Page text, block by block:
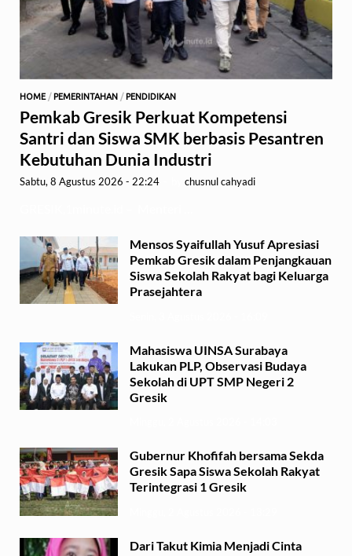
HOME /PEMERINTAHAN /PENDIDIKAN
Pemkab Gresik Perkuat Kompetensi
Santri dan Siswa SMK berbasis Pesantren
Kebutuhan Dunia Industri
Sabtu, 8 Agustus 2026 - 22:24 chusnul cahyadi
Mensos Syaifullah Yusuf Apresiasi
Pemkab Gresik dalam Penjangkauan
Siswa Sekolah Rakyat bagi Keluarga
Prasejahtera
Mahasiswa UINSA Surabaya
Lakukan PLP, Observasi Budaya
Sekolah di UPT SMP Negeri 2
Gresik
Gubernur Khofifah bersama Sekda
Gresik Sapa Siswa Sekolah Rakyat
Terintegrasi 1 Gresik
Dari Takut Kimia Menjadi Cinta